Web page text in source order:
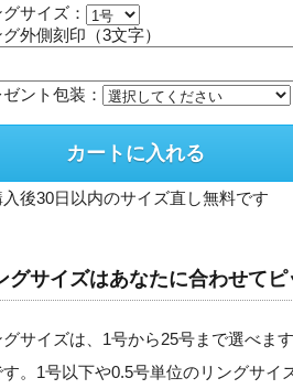
グサイズ：
グ外側刻印（3文字）
ント包装：
後30日以内のサイズ直し無料です
グサイズはあなたに合わせて
グサイズは、1号から25号まで選べます
。1号以下や0.5号単位のリングサイ